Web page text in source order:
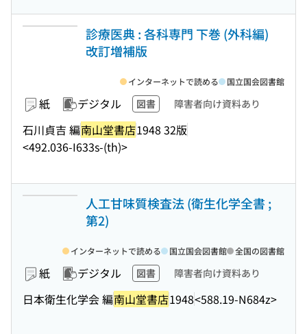
診療医典 : 各科専門 下巻 (外科編)
改訂増補版
紙 デジタル 図書 障害者向け資料あり
石川貞吉 編南山堂書店1948 32版
<492.036-I633s-(th)>
インターネットで読める 国立国会図書館
人工甘味質検査法 (衛生化学全書 ;
第2)
紙 デジタル 図書 障害者向け資料あり
日本衛生化学会 編南山堂書店1948<588.19-N684z>
インターネットで読める 国立国会図書館 全国の図書館